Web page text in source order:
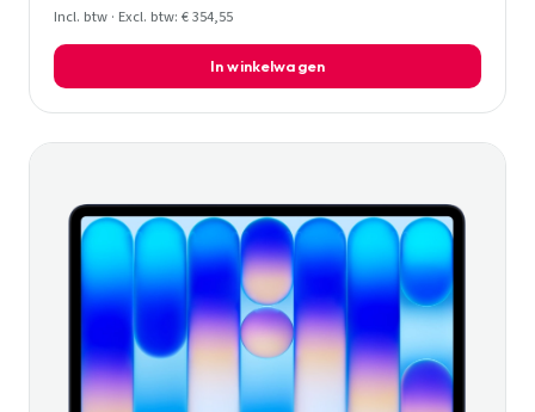
Incl. btw · Excl. btw: € 354,55
In winkelwagen